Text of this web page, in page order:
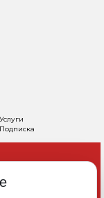
Услуги
Подписка